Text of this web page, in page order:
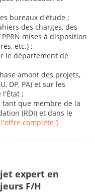
bureaux d'étude ;
des charges, des
mises à disposition
etc.) ;
le département de
amont des projets,
DP, PA) et sur les
l'État ;
que membre de la
(RDI) et dans le
complète ]
expert en
F/H